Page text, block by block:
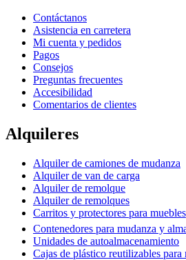
Contáctanos
Asistencia en carretera
Mi cuenta y pedidos
Pagos
Consejos
Preguntas frecuentes
Accesibilidad
Comentarios de clientes
Alquileres
Alquiler de camiones de mudanza
Alquiler de van de carga
Alquiler de remolque
Alquiler de remolques
Carritos y protectores para muebles
Contenedores para mudanza y
Unidades de autoalmacenamiento
Cajas de plástico reutilizables para